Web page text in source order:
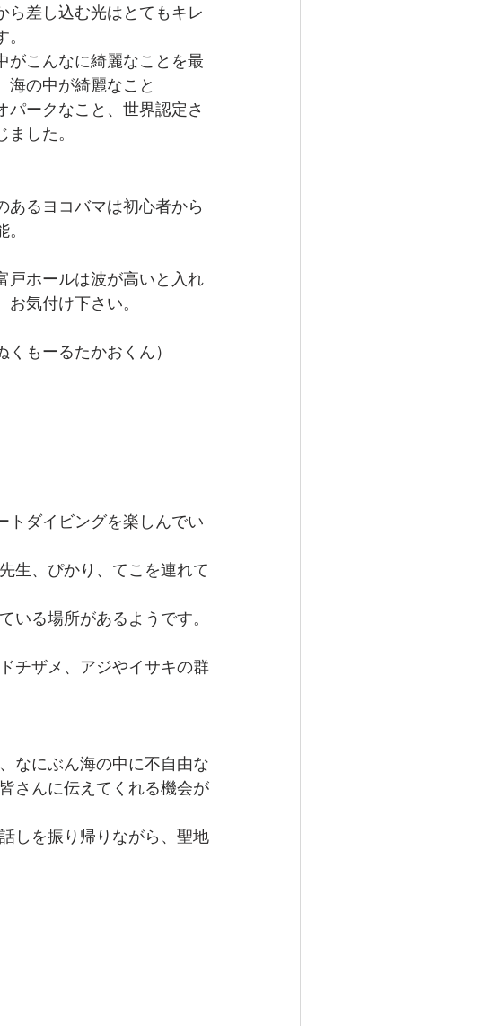
差し込む光はとてもキレ
がこんなに綺麗なことを最
海の中が綺麗なこと
ークなこと、世界認定さ
した。
るヨコバマは初心者から
戸ホールは波が高いと入れ
気付け下さい。
くもーるたかおくん）
トダイビングを楽しんでい
生、ぴかり、てこを連れて
る場所があるようです。
チザメ、アジやイサキの群
なにぶん海の中に不自由な
さんに伝えてくれる機会が
しを振り帰りながら、聖地